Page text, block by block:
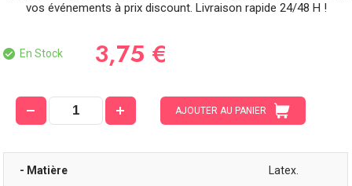
vos événements à prix discount. Livraison rapide 24/48 H !
En Stock 3,75 €
AJOUTER AU PANIER
- Matière Latex.